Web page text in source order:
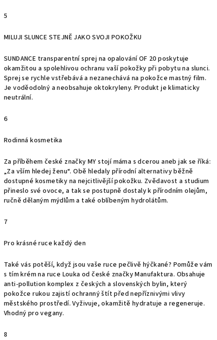
5
MILUJI SLUNCE STEJNĚ JAKO SVOJI POKOŽKU
SUNDANCE transparentní sprej na opalování OF 20 poskytuje
okamžitou a spolehlivou ochranu vaší pokožky při pobytu na slunci.
Sprej se rychle vstřebává a nezanechává na pokožce mastný film.
Je voděodolný a neobsahuje oktokryleny. Produkt je klimaticky
neutrální.
6
Rodinná kosmetika
Za příběhem české značky MY stojí máma s dcerou aneb jak se říká:
„Za vším hledej ženu“. Obě hledaly přírodní alternativy běžně
dostupné kosmetiky na nejcitlivější pokožku. Zvědavost a studium
přineslo své ovoce, a tak se postupně dostaly k přírodním olejům,
ručně dělaným mýdlům a také oblíbeným hydrolátům.
7
Pro krásné ruce každý den
Také vás potěší, když jsou vaše ruce pečlivě hýčkané? Pomůže vám
s tím krém na ruce Louka od české značky Manufaktura. Obsahuje
anti-pollution komplex z českých a slovenských bylin, který
pokožce rukou zajistí ochranný štít před nepříznivými vlivy
městského prostředí. Vyživuje, okamžitě hydratuje a regeneruje.
Vhodný pro vegany.
8